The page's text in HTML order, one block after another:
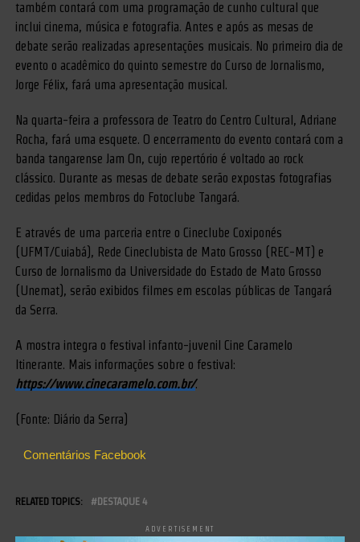
também contará com uma programação de cunho cultural que
inclui cinema, música e fotografia. Antes e após as mesas de
debate serão realizadas apresentações musicais. No primeiro dia de
evento o acadêmico do quinto semestre do Curso de Jornalismo,
Jorge Félix, fará uma apresentação musical.
Na quarta-feira a professora de Teatro do Centro Cultural, Adriane
Rocha, fará uma esquete. O encerramento do evento contará com a
banda tangarense Jam On, cujo repertório é voltado ao rock
clássico. Durante as mesas de debate serão expostas fotografias
cedidas pelos membros do Fotoclube Tangará.
E através de uma parceria entre o Cineclube Coxiponés
(UFMT/Cuiabá), Rede Cineclubista de Mato Grosso (REC-MT) e
Curso de Jornalismo da Universidade do Estado de Mato Grosso
(Unemat), serão exibidos filmes em escolas públicas de Tangará
da Serra.
A mostra integra o festival infanto-juvenil Cine Caramelo
Itinerante. Mais informações sobre o festival:
https://www.cinecaramelo.com.br/.
(Fonte: Diário da Serra)
Comentários Facebook
RELATED TOPICS: DESTAQUE 4
ADVERTISEMENT